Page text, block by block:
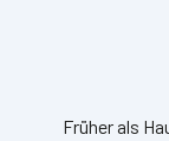
Früher als